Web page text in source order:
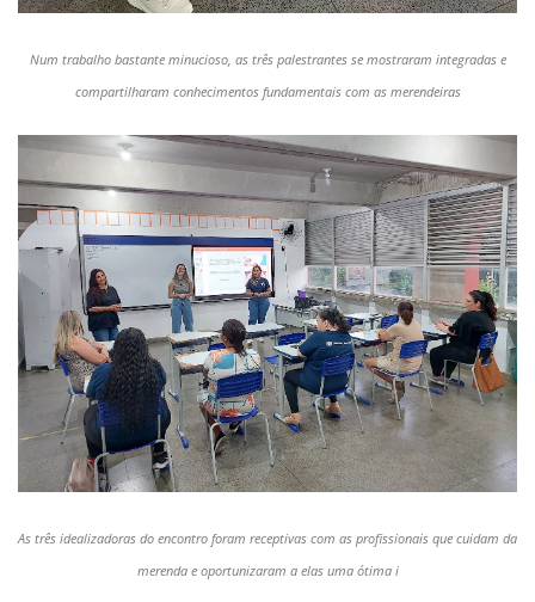
Num trabalho bastante minucioso, as três palestrantes se mostraram integradas e
compartilharam conhecimentos fundamentais com as merendeiras
As três idealizadoras do encontro foram receptivas com as profissionais que cuidam da
merenda e oportunizaram a elas uma ótima i